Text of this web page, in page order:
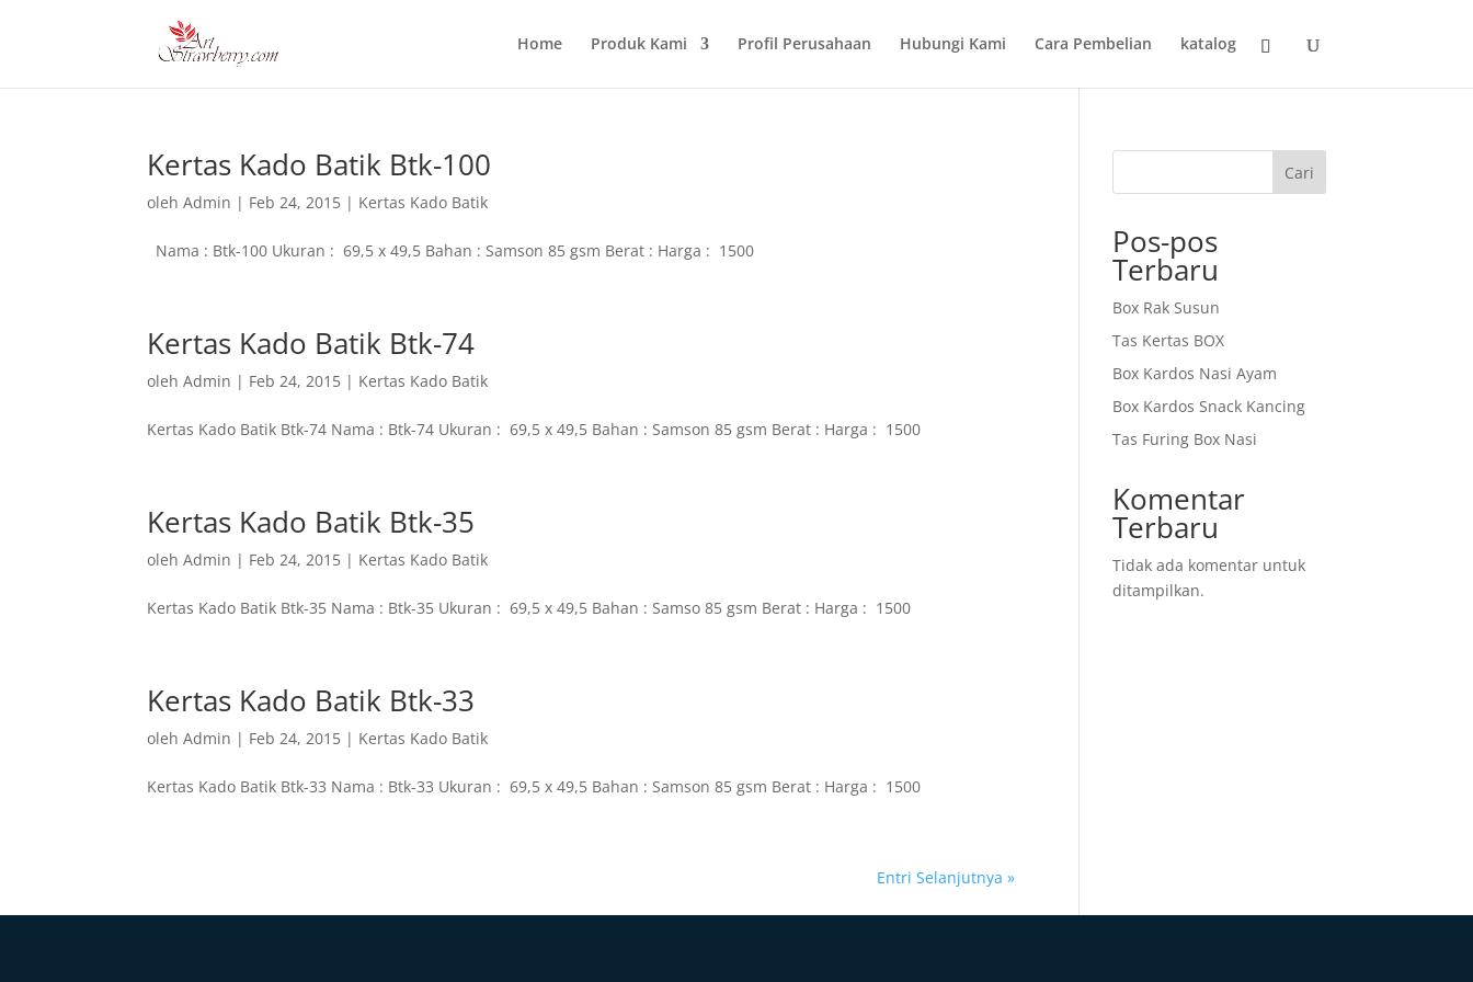
Home Produk Kami Profil Perusahaan Hubungi Kami Cara Pembelian katalog
Kertas Kado Batik Btk-100
olehAdmin | Feb 24, 2015 | Kertas Kado Batik
Nama : Btk-100 Ukuran : 69,5 x 49,5 Bahan : Samson 85 gsm Berat : Harga : 1500
Kertas Kado Batik Btk-74
olehAdmin | Feb 24, 2015 | Kertas Kado Batik
Kertas Kado Batik Btk-74 Nama : Btk-74 Ukuran : 69,5 x 49,5 Bahan : Samson 85 gsm Berat : Harga : 1500
Kertas Kado Batik Btk-35
olehAdmin | Feb 24, 2015 | Kertas Kado Batik
Kertas Kado Batik Btk-35 Nama : Btk-35 Ukuran : 69,5 x 49,5 Bahan : Samso 85 gsm Berat : Harga : 1500
Kertas Kado Batik Btk-33
olehAdmin | Feb 24, 2015 | Kertas Kado Batik
Kertas Kado Batik Btk-33 Nama : Btk-33 Ukuran : 69,5 x 49,5 Bahan : Samson 85 gsm Berat : Harga : 1500
Entri Selanjutnya »
Cari
Pos-pos
Terbaru
Box Rak Susun
Tas Kertas BOX
Box Kardos Nasi Ayam
Box Kardos Snack Kancing
Tas Furing Box Nasi
Komentar
Terbaru
Tidak ada komentar untuk
ditampilkan.